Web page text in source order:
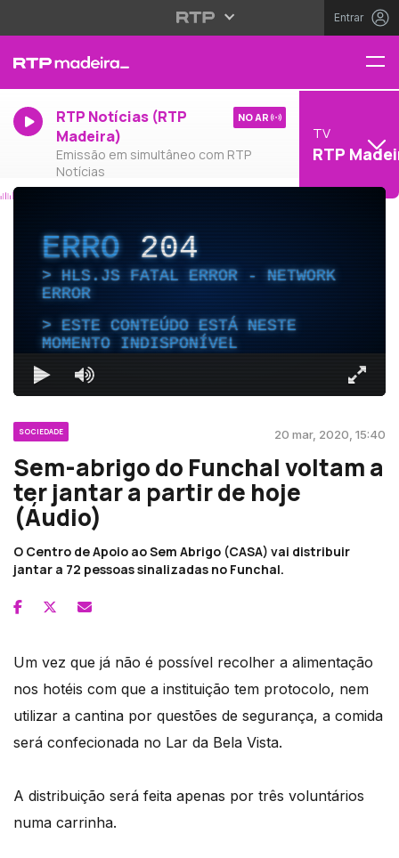
Entrar
RTP Notícias (RTP
Madeira)
Emissão em simultâneo com RTP
Notícias
NO AR
TV
RTP
ERRO204
HLS.JS FATAL ERROR - NETWORK
ERROR
ESTE CONTEÚDO ESTÁ NESTE
MOMENTO INDISPONÍVEL
SOCIEDADE 20 mar, 2020, 15:40
Sem-abrigo do Funchal voltam a
ter jantar a partir de hoje
(Áudio)
O Centro de Apoio ao Sem Abrigo (CASA) vai distribuir
jantar a 72 pessoas sinalizadas no Funchal.
Um vez que já não é possível recolher a alimentação
nos hotéis com que a instituição tem protocolo, nem
utilizar a cantina por questões de segurança, a comida
será confecionada no Lar da Bela Vista.
A distribuição será feita apenas por três voluntários
numa carrinha.